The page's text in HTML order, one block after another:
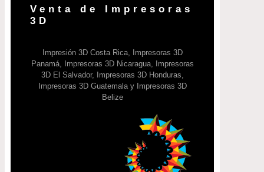
Venta de Impresoras
3D
Impresión 3D Costa Rica, Impresoras 3D
Panamá, Impresoras 3D Nicaragua, Impresoras
3D El Salvador, Impresoras 3D Honduras,
Impresoras 3D Guatemala y Impresoras 3D
Belize